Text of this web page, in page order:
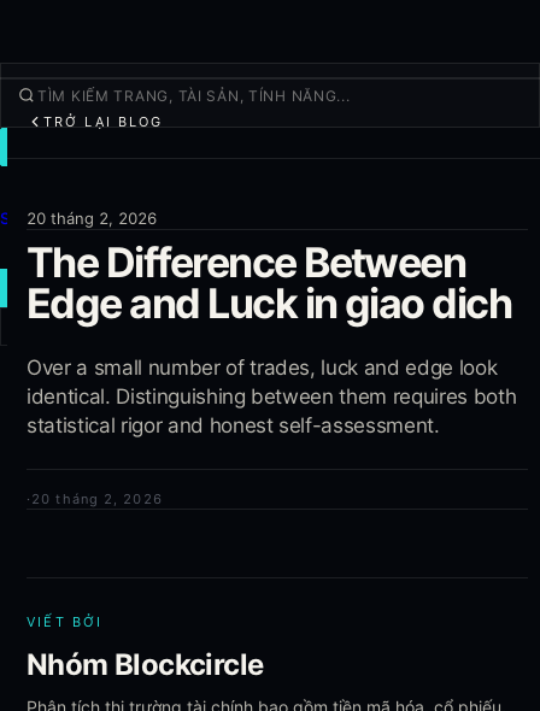
Sản phẩm
Thêm
GIAO DỊCH MỚI
Đăng nhập ĐĂNG KÝ
TRỞ LẠI BLOG
20 tháng 2, 2026
The Difference Between
Edge and Luck in giao dich
Over a small number of trades, luck and edge look
identical. Distinguishing between them requires both
statistical rigor and honest self-assessment.
· 20 tháng 2, 2026
VIẾT BỞI
Nhóm Blockcircle
Phân tích thị trường tài chính bao gồm tiền mã hóa, cổ phiếu,